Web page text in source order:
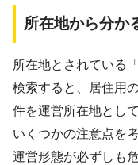
所在地から分か
所在地とされている
検索すると、居住用
件を運営所在地とし
いくつかの注意点を
運営形態が必ずしも